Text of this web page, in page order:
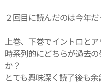
２回目に読んだのは今年
上巻、下巻でイントロと
時系列的にどちらが過去
か？
とても興味深く読了後も余